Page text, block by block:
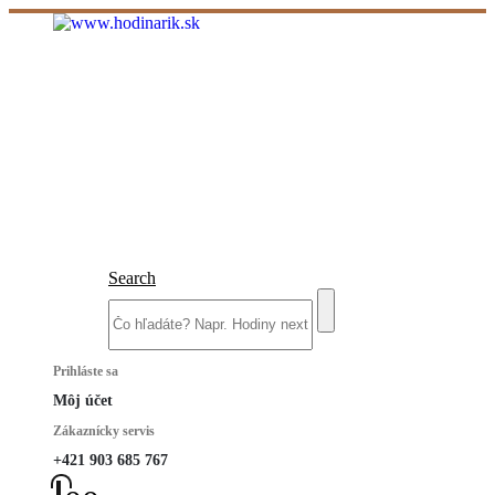
Search
Prihláste sa
Môj účet
Zákaznícky servis
+421 903 685 767